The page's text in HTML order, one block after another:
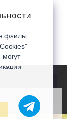
файлы